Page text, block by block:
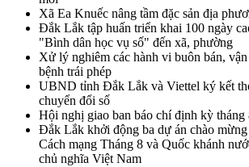
Xã Ea Knuếc nâng tầm đặc sản địa
Đắk Lắk tập huấn triển khai 100 ngày
"Bình dân học vụ số" đến xã, phường
Xử lý nghiêm các hành vi buôn bán,
bệnh trái phép
UBND tỉnh Đắk Lắk và Viettel ký kết
chuyển đổi số
Hội nghị giao ban báo chí định kỳ tháng
Đắk Lắk khởi động ba dự án chào
Cách mạng Tháng 8 và Quốc khánh
chủ nghĩa Việt Nam